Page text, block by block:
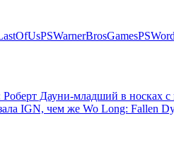
PSWarnerBrosGames
Дауни-младший в носках
IGN, чем же Wo Long: Fallen